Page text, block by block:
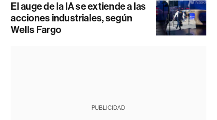
El auge de la IA se extiende a las
acciones industriales, según
Wells Fargo
PUBLICIDAD